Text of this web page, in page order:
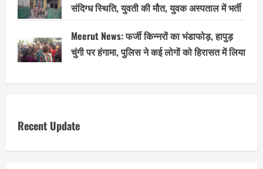
संदिग्ध स्थिति, युवती की मौत, युवक अस्पताल में भर्ती
Meerut News: फर्जी किन्नरों का भंडाफोड़, हापुड़
चुंगी पर हंगामा, पुलिस ने कई लोगों को हिरासत में लिया
Recent Update